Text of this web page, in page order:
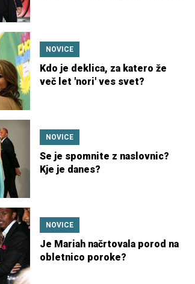
NOVICE
Kdo je deklica, za katero že
več let 'nori' ves svet?
NOVICE
Se je spomnite z naslovnic?
Kje je danes?
NOVICE
Je Mariah načrtovala porod na
obletnico poroke?